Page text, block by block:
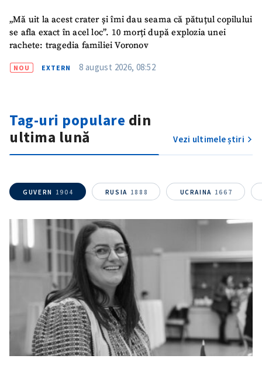
„Mă uit la acest crater și îmi dau seama că pătuțul copilului
se afla exact în acel loc”. 10 morți după explozia unei
rachete: tragedia familiei Voronov
NOU EXTERN 8 august 2026, 08:52
Tag-uri populare din
ultima lună
Vezi ultimele știri
GUVERN 1904 RUSIA 1888 UCRAINA 1667
TRIMITE ȘTIREA